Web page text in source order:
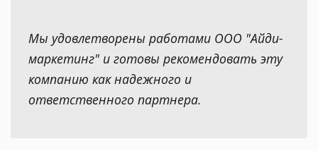
Мы удовлетворены работами ООО "Айди-
маркетинг" и готовы рекомендовать эту
компанию как надежного и
ответственного партнера.